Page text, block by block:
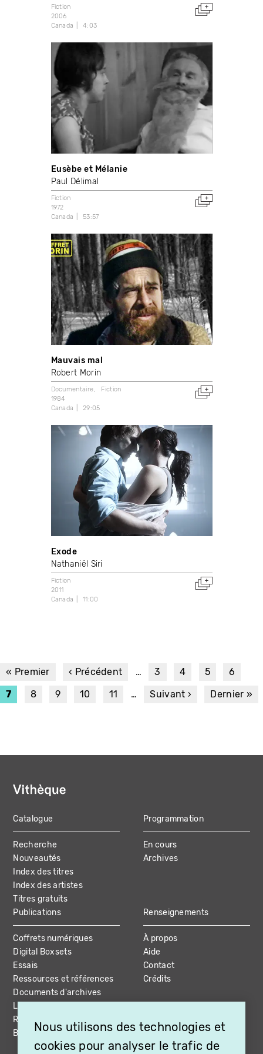
Fiction
2006
Canada
4:03
Eusèbe et Mélanie
Paul Délimal
Fiction
1972
Canada
53:57
Mauvais mal
Robert Morin
Documentaire
Fiction
1984
Canada
29:05
Exode
Nathaniël Siri
Fiction
2011
Canada
11:00
PAGINATION
Première
page
« Premier
Page
‹ Précédent … Page
3 Page
4 Page
5 Page
6
Page
courante
7 Page
8 Page
9 Page
10 Page
11 …
Page
Suivant ›
Dernière
Dernier »
MAIN
NAVIGATION
Catalogue
Recherche
Nouveautés
Index des titres
Index des artistes
Titres gratuits
Programmation
En cours
Archives
Publications
Coffrets numériques
Digital Boxsets
Essais
Ressources et références
Documents d'archives
Livres et coffrets
Ressources vidéo
Bibliographie
Renseignements
À propos
Aide
Contact
Crédits
Nous utilisons des technologies et
cookies pour analyser le trafic de